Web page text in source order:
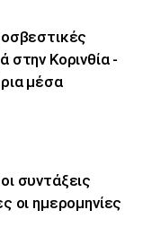
στην Κορινθία -
μέσα
συντάξεις
οι ημερομηνίες